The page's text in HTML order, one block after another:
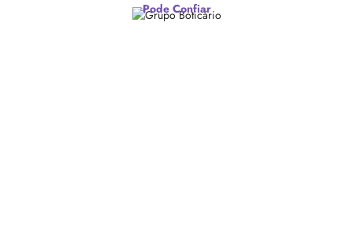
Pode Confiar